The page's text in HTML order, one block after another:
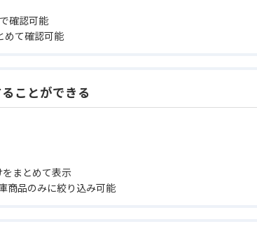
確認可能
めて確認可能
ことができる
まとめて表示
商品のみに絞り込み可能